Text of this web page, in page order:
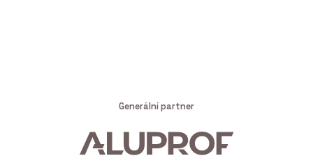
Generální partner